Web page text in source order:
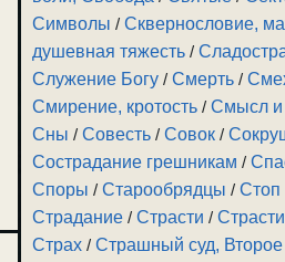
Символы /Сквернословие,
душевная тяжесть /
Служение Богу /Смерть /
Смирение, кротость /Смысл и
Сны /Совесть /Совок /
Сострадание грешникам /
Споры /Старообрядцы /Стоп
Страдание /Страсти /
Страх /Страшный суд,